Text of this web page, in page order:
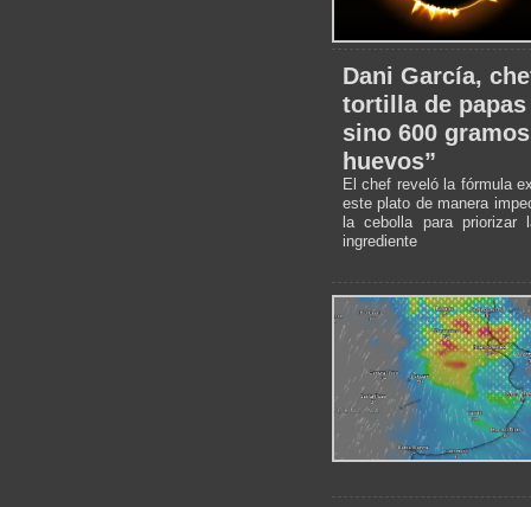
Dani García,
tortilla de
sino 600
huevos”
El chef reveló la fórmula
este plato de manera
la cebolla para
ingrediente